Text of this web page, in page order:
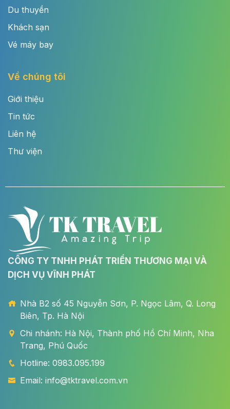
Du thuyền
Khách sạn
Vé máy bay
Về chúng tôi
Giới thiệu
Tin tức
Liên hệ
Thư viện
CÔNG TY TNHH PHÁT TRIỂN THƯƠNG MẠI VÀ
DỊCH VỤ VĨNH PHÁT
Nhà B2 số 45 Nguyễn Sơn, P. Ngọc Lâm, Q. Long
Biên, Tp. Hà Nội
Chi nhánh: Hà Nội, Thành phố Hồ Chí Minh, Nha
Trang, Phú Quốc
Hotline: 0983.095.199
Email: info@tktravel.com.vn